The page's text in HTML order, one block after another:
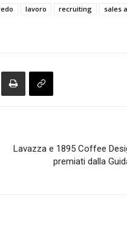
lavoro recruiting
sales
Lavazza e 1895 Coffee
premiati dalla